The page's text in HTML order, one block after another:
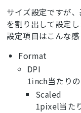
サイズ設定ですが
を割り出して設定
設定項目はこんな感
Format
DPI
1inch当たり
Scaled
1pixel当た